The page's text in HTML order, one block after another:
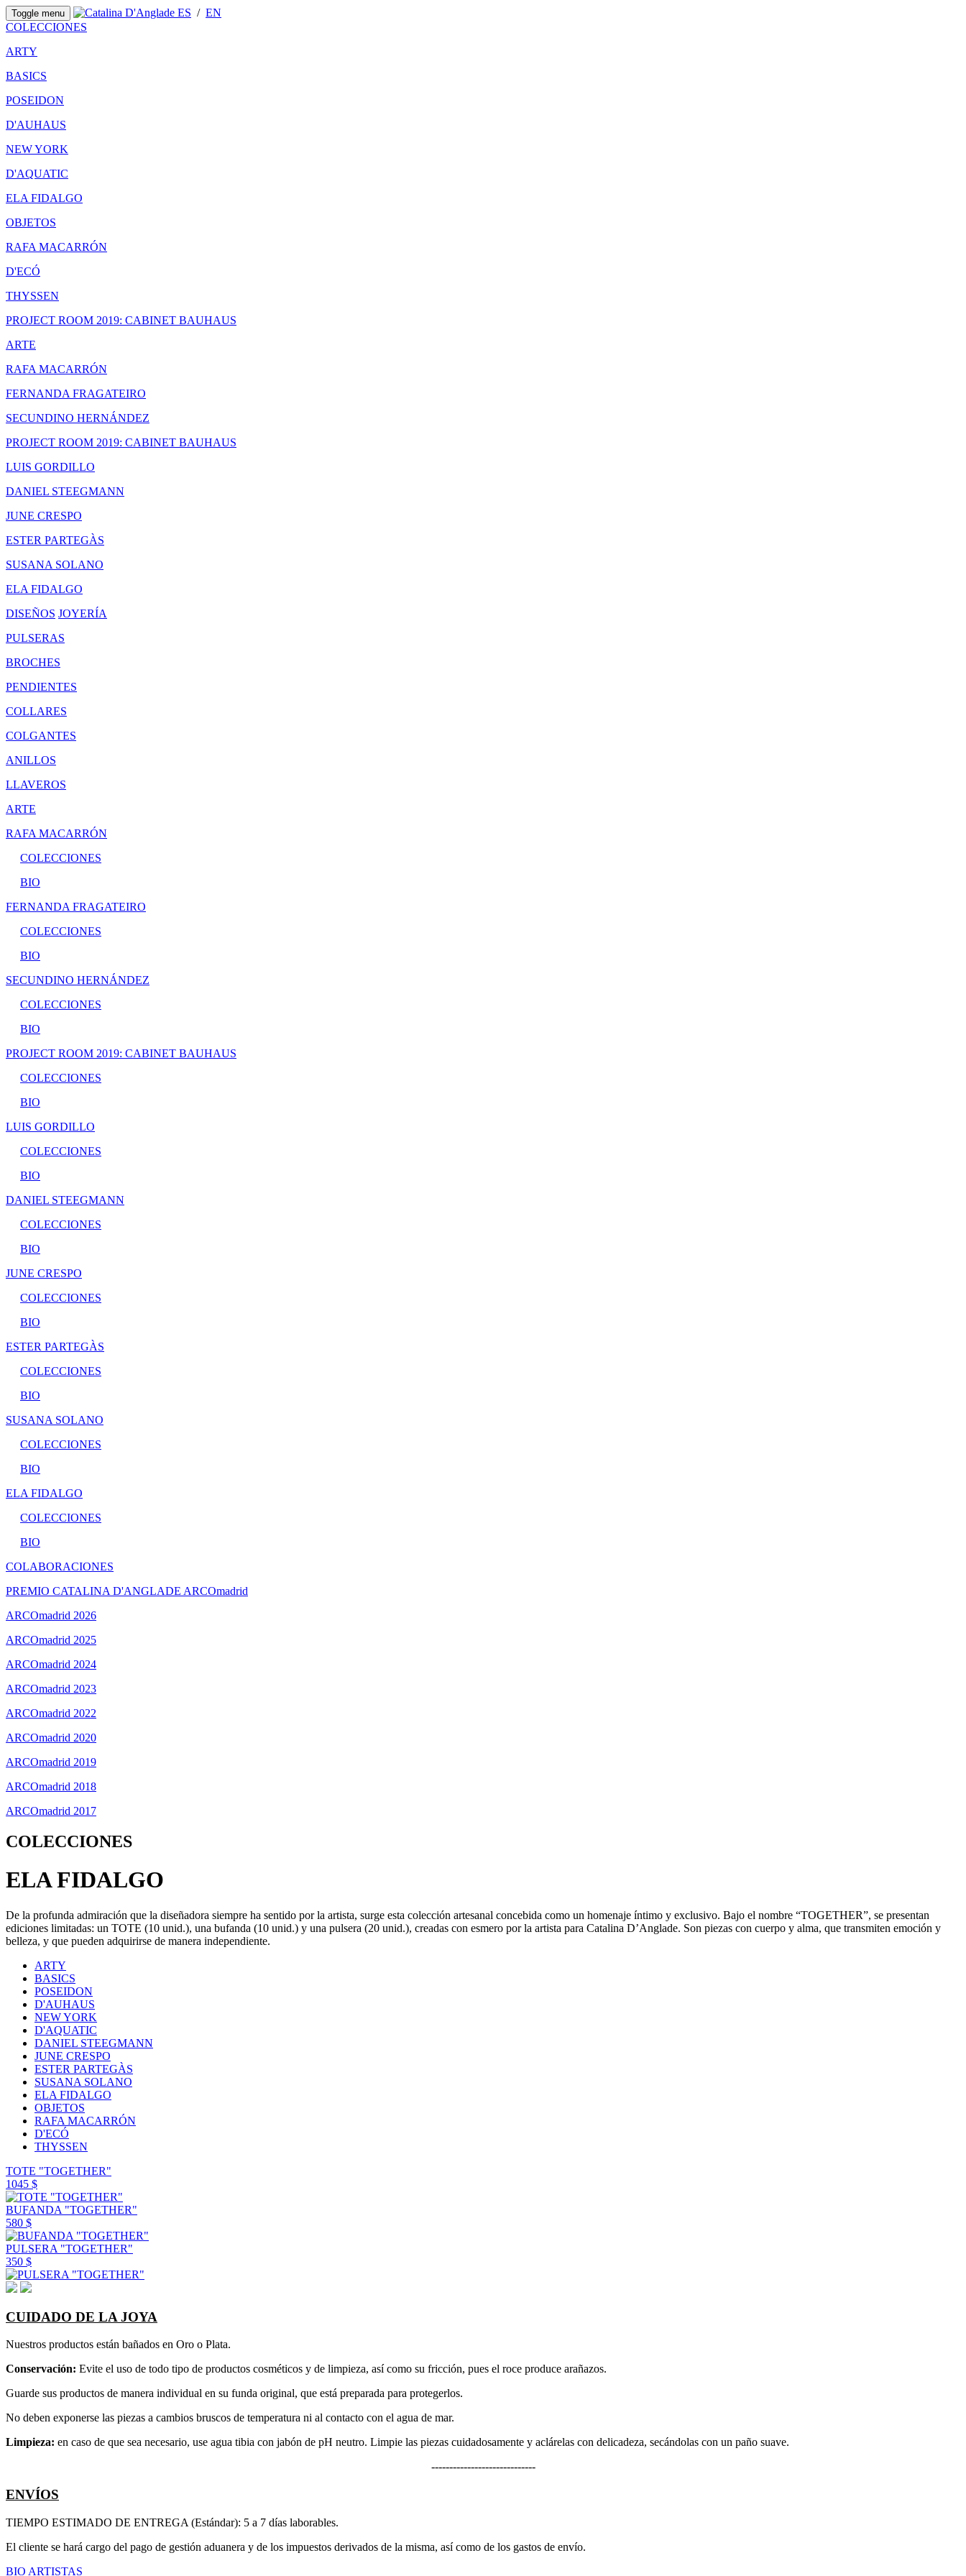
Toggle menu ES / EN
COLECCIONES
ARTY
BASICS
POSEIDON
D'AUHAUS
NEW YORK
D'AQUATIC
ELA FIDALGO
OBJETOS
RAFA MACARRÓN
D'ECÓ
THYSSEN
PROJECT ROOM 2019: CABINET BAUHAUS
ARTE
RAFA MACARRÓN
FERNANDA FRAGATEIRO
SECUNDINO HERNÁNDEZ
PROJECT ROOM 2019: CABINET BAUHAUS
LUIS GORDILLO
DANIEL STEEGMANN
JUNE CRESPO
ESTER PARTEGÀS
SUSANA SOLANO
ELA FIDALGO
DISEÑOS JOYERÍA
PULSERAS
BROCHES
PENDIENTES
COLLARES
COLGANTES
ANILLOS
LLAVEROS
ARTE
RAFA MACARRÓN
COLECCIONES
BIO
FERNANDA FRAGATEIRO
COLECCIONES
BIO
SECUNDINO HERNÁNDEZ
COLECCIONES
BIO
PROJECT ROOM 2019: CABINET BAUHAUS
COLECCIONES
BIO
LUIS GORDILLO
COLECCIONES
BIO
DANIEL STEEGMANN
COLECCIONES
BIO
JUNE CRESPO
COLECCIONES
BIO
ESTER PARTEGÀS
COLECCIONES
BIO
SUSANA SOLANO
COLECCIONES
BIO
ELA FIDALGO
COLECCIONES
BIO
COLABORACIONES
PREMIO CATALINA D'ANGLADE ARCOmadrid
ARCOmadrid 2026
ARCOmadrid 2025
ARCOmadrid 2024
ARCOmadrid 2023
ARCOmadrid 2022
ARCOmadrid 2020
ARCOmadrid 2019
ARCOmadrid 2018
ARCOmadrid 2017
COLECCIONES
ELA FIDALGO
De la profunda admiración que la diseñadora siempre ha sentido por la artista, surge esta colección artesanal concebida como un homenaje íntimo y exclusivo. Bajo el nombre “TOGETHER”, se presentan
ediciones limitadas: un TOTE (10 unid.), una bufanda (10 unid.) y una pulsera (20 unid.), creadas con esmero por la artista para Catalina D’Anglade. Son piezas con cuerpo y alma, que transmiten emoción y
belleza, y que pueden adquirirse de manera independiente.
ARTY
BASICS
POSEIDON
D'AUHAUS
NEW YORK
D'AQUATIC
DANIEL STEEGMANN
JUNE CRESPO
ESTER PARTEGÀS
SUSANA SOLANO
ELA FIDALGO
OBJETOS
RAFA MACARRÓN
D'ECÓ
THYSSEN
TOTE "TOGETHER"
1045 $
BUFANDA "TOGETHER"
580 $
PULSERA "TOGETHER"
350 $
CUIDADO DE LA JOYA
Nuestros productos están bañados en Oro o Plata.
Conservación: Evite el uso de todo tipo de productos cosméticos y de limpieza, así como su fricción, pues el roce produce arañazos.
Guarde sus productos de manera individual en su funda original, que está preparada para protegerlos.
No deben exponerse las piezas a cambios bruscos de temperatura ni al contacto con el agua de mar.
Limpieza: en caso de que sea necesario, use agua tibia con jabón de pH neutro. Limpie las piezas cuidadosamente y aclárelas con delicadeza, secándolas con un paño suave.
-----------------------------
ENVÍOS
TIEMPO ESTIMADO DE ENTREGA (Estándar): 5 a 7 días laborables.
El cliente se hará cargo del pago de gestión aduanera y de los impuestos derivados de la misma, así como de los gastos de envío.
BIO ARTISTAS